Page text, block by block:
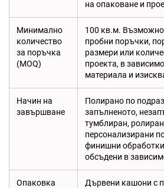
на опаковане и
Минимално
количество
за поръчка
(MOQ)
100 кв.м. Възможно
пробни поръчки,
размери или
проекта, в
материала и
Начин на
завършване
Полирано по
запълненото,
тумблиран,
персонализирани
финишни
обсъдени в
Опаковка
Дървени кашони с